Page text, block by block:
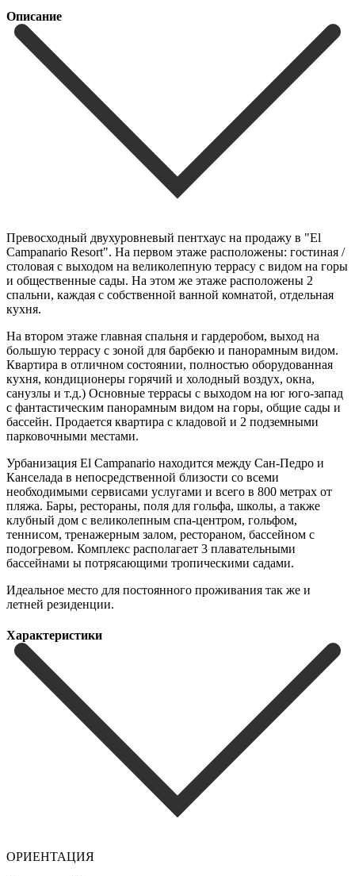
Описание
Превосходный двухуровневый пентхаус на продажу в "El
Campanario Resort". На первом этаже расположены: гостиная /
столовая с выходом на великолепную террасу с видом на горы
и общественные сады. На этом же этаже расположены 2
спальни, каждая с собственной ванной комнатой, отдельная
кухня.
На втором этаже главная спальня и гардеробом, выход на
большую террасу с зоной для барбекю и панорамным видом.
Квартира в отличном состоянии, полностью оборудованная
кухня, кондиционеры горячий и холодный воздух, окна,
санузлы и т.д.) Основные террасы с выходом на юг юго-запад
с фантастическим панорамным видом на горы, общие сады и
бассейн. Продается квартира с кладовoй и 2 подземными
парковочными местами.
Урбанизация El Campanario находится между Сан-Педро и
Канселада в непосредственной близости со всеми
необходимыми сервисами услугами и всего в 800 метрах от
пляжа. Бары, рестораны, поля для гольфа, школы, а также
клубный дом ‌с ‌великолепным ‌спа-центром, ‌гольфом,
теннисом, ‌тренажерным залом, ‌рестораном, бассейном с
подогревом. Комплекс располагает 3 плавательными
‌бассейнами ы ‌потрясающими тропическими ‌садами.
Идеальное место для ‌постоянного ‌проживания ‌так ‌же ‌и
‌летней ‌резиденции.
Характеристики
ОРИЕНТАЦИЯ